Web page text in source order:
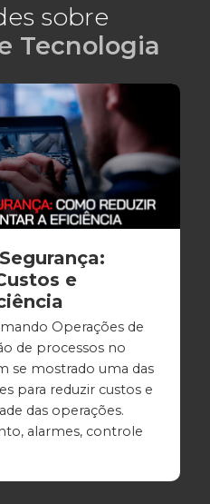
sobre
Tecnologia
e
Operações de
de processos no
se mostrado uma das
para reduzir custos e
das operações.
alarmes, controle